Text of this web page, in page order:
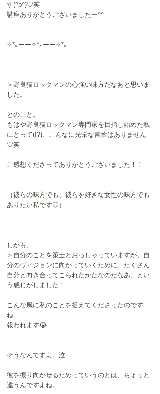
す(^ρ^)♡笑
講座ありがとうございましたー^^
✧*｡ーー✧*｡ーー✧*｡
＞野良猫ロックマンの心強い味方だなあと思いま
した。
とのこと。
もはや野良猫ロックマン専門家を目指し始めた私
にとって(!?)、こんなに光栄な言葉はありません
♡笑
ご感想くださってありがとうございました！！
（彼らの味方でも、彼らを好きな女性の味方でも
ありたい私です♡）
しかも、
＞自分のことを策士とおっしゃっていますが、自
分のヴィジョンに向かっていくために、たくさん
自分と向き合ってこられたかたなのだなあ、とい
う感じがしました！
こんな風に私のことを捉えてくださったのです
ね…
報われます😭
そうなんですよ。泣
彼を振り向かせるためっていうのとは、ちょっと
違うんですよね。